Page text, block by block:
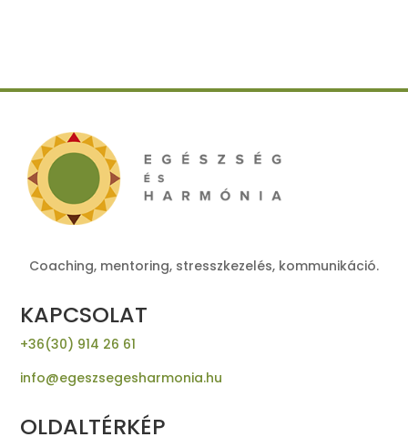
Coaching, mentoring, stresszkezelés, kommunikáció.
KAPCSOLAT
+36(30) 914 26 61
info@egeszsegesharmonia.hu
OLDALTÉRKÉP